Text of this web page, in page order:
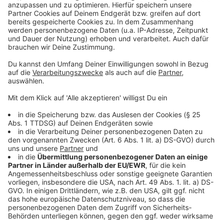
Weitere Infos und Links zum Thema:
Anzeige
Mehr Infos zu der Woche im Rheinriff
Football Zentrum
So haben wir bereits über American Football berichtet
Anzeige